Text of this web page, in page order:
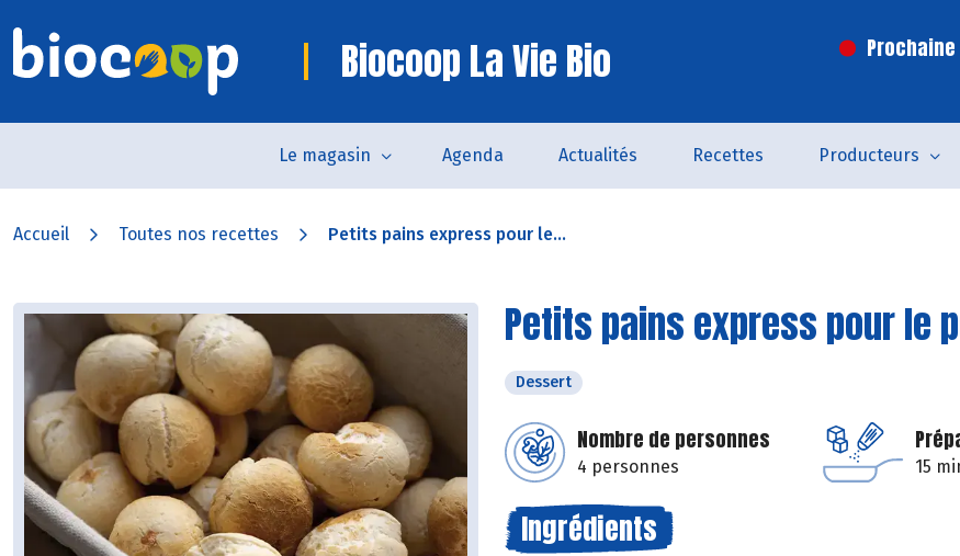
Biocoop La Vie Bio
Le magasin Agenda Actualités Recettes Producteurs
Accueil Toutes nos recettes Petits pains express pour le...
Petits pains express pour le
Dessert
Nombre de personnes
4 personnes 15
Ingrédients